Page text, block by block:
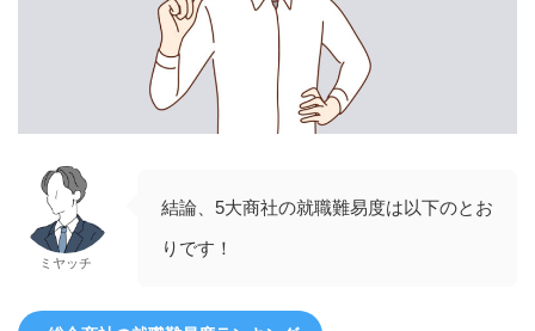
ミヤッチ
結論、5大商社の就職難易度は以下のとお
りです！